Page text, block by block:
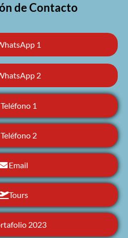
de Contacto
1
2
Teléfono 1
Teléfono 2
Email
Tours
2023